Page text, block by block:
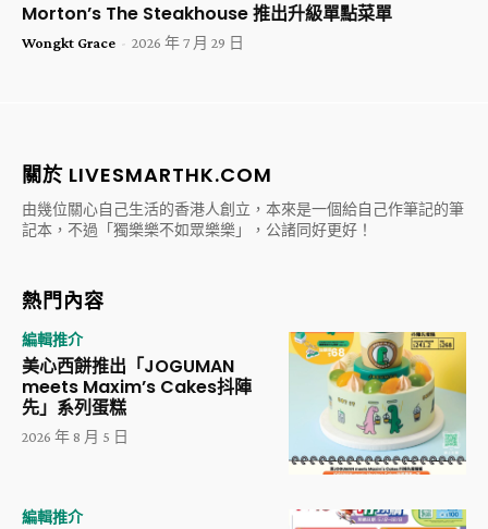
Morton’s The Steakhouse 推出升級單點菜單
Wongkt Grace - 2026 年 7 月 29 日
關於 LIVESMARTHK.COM
由幾位關心自己生活的香港人創立，本來是一個給自己作筆記的筆
記本，不過「獨樂樂不如眾樂樂」，公諸同好更好！
熱門內容
編輯推介
美心西餅推出「JOGUMAN
meets Maxim’s Cakes抖陣
先」系列蛋糕
2026 年 8 月 5 日
編輯推介